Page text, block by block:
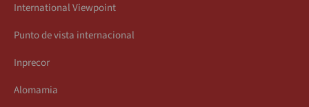
International Viewpoint
Punto de vista internacional
Inprecor
Alomamia